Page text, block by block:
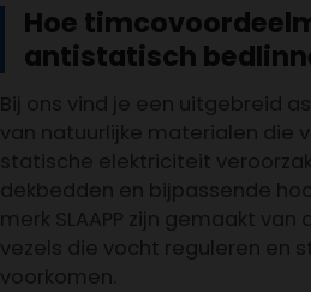
Hoe
antistatisch
Bij ons vind je een uitgebreid
van natuurlijke materialen die
statische elektriciteit
dekbedden en bijpassende
merk SLAAPP zijn gemaakt
vezels die vocht reguleren en
voorkomen.